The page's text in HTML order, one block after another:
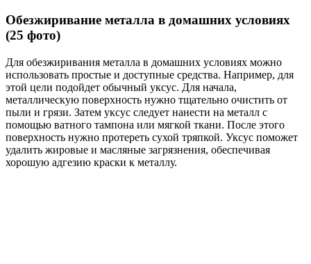
Обезжиривание металла в домашних условиях
(25 фото)
Для обезжиривания металла в домашних условиях можно
использовать простые и доступные средства. Например, для
этой цели подойдет обычный уксус. Для начала,
металлическую поверхность нужно тщательно очистить от
пыли и грязи. Затем уксус следует нанести на металл с
помощью ватного тампона или мягкой ткани. После этого
поверхность нужно протереть сухой тряпкой. Уксус поможет
удалить жировые и масляные загрязнения, обеспечивая
хорошую адгезию краски к металлу.